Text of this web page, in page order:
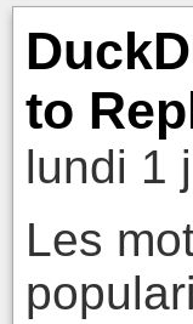
to
lundi 1
Les